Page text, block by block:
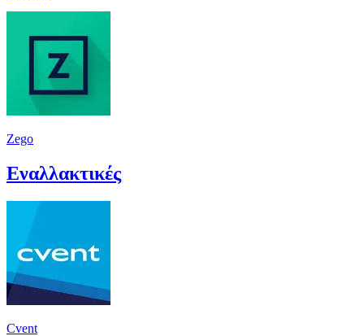
Zego
Εναλλακτικές
Cvent